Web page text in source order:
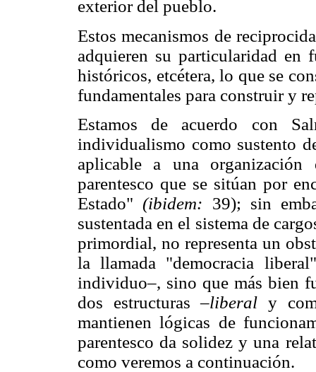
exterior del pueblo.
Estos mecanismos de
adquieren su particularidad en
históricos, etcétera, lo que se
fundamentales para construir y
Estamos de acuerdo con
individualismo como sustento
aplicable a una
parentesco que se sitúan por
Estado"(ibidem: 39); sin
sustentada en el sistema de
primordial, no representa un
la llamada "democracia
individuo–, sino que más bien
dos estructuras–liberal y
mantienen lógicas de
parentesco da solidez y una
como veremos a continuación.